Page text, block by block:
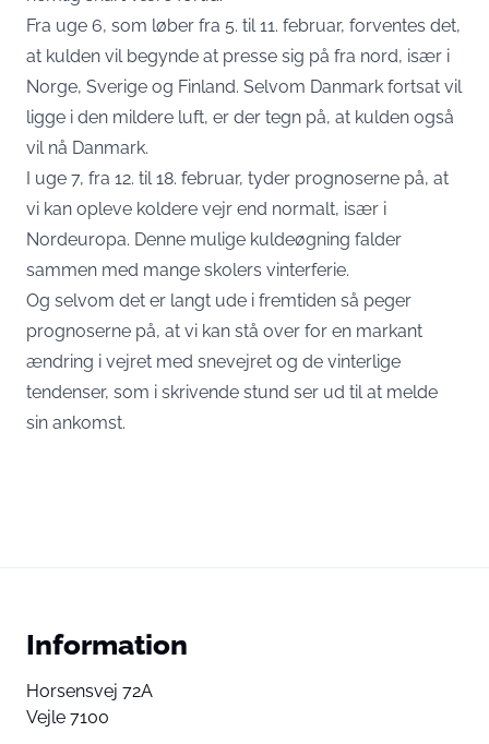
Fra uge 6, som løber fra 5. til 11. februar, forventes det,
at kulden vil begynde at presse sig på fra nord, især i
Norge, Sverige og Finland. Selvom Danmark fortsat vil
ligge i den mildere luft, er der tegn på, at kulden også
vil nå Danmark.
I uge 7, fra 12. til 18. februar, tyder prognoserne på, at
vi kan opleve koldere vejr end normalt, især i
Nordeuropa. Denne mulige kuldeøgning falder
sammen med mange skolers vinterferie.
Og selvom det er langt ude i fremtiden så peger
prognoserne på, at vi kan stå over for en markant
ændring i vejret med snevejret og de vinterlige
tendenser, som i skrivende stund ser ud til at melde
sin ankomst.
Information
Horsensvej 72A
Vejle 7100